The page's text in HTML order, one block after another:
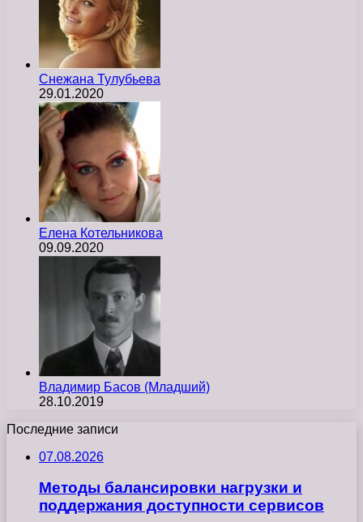
Снежана Тулубьева
29.01.2020
Елена Котельникова
09.09.2020
Владимир Басов (Младший)
28.10.2019
Последние записи
07.08.2026
Методы балансировки нагрузки и
поддержания доступности сервисов